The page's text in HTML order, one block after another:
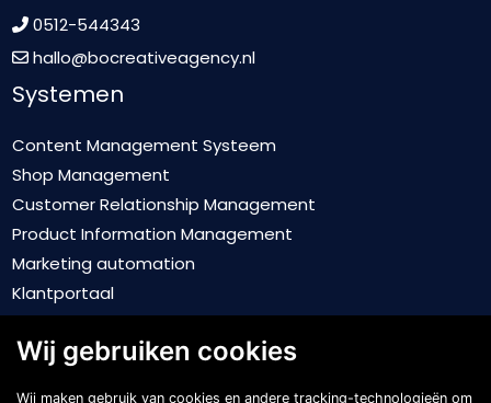
Wij gebruiken cookies
Wij maken gebruik van cookies en andere tracking-technologieën om
0512-544343
hallo@bocreativeagency.nl
Systemen
Content Management Systeem
Shop Management
Customer Relationship Management
Product Information Management
Marketing automation
Klantportaal
Online academie
Business Intelligence